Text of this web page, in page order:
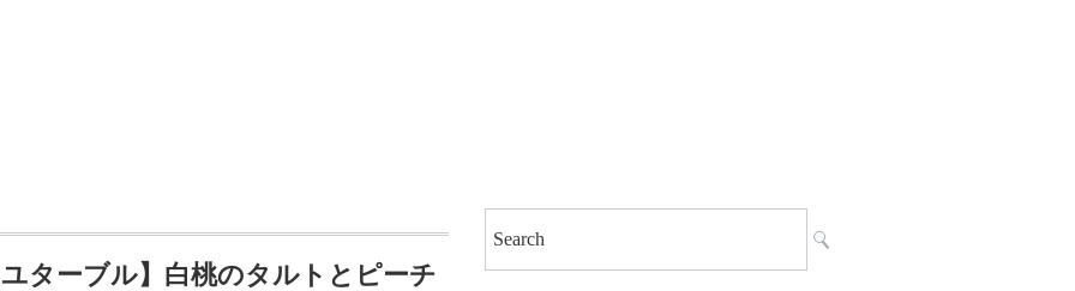
ターブル】白桃のタルトとピーチ